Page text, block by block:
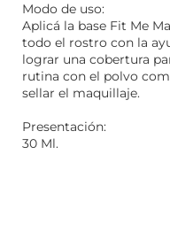
Modo de uso:
Aplicá la base Fit Me
todo el rostro con la
lograr una cobertura
rutina con el polvo
sellar el maquillaje.
Presentación:
30 Ml.